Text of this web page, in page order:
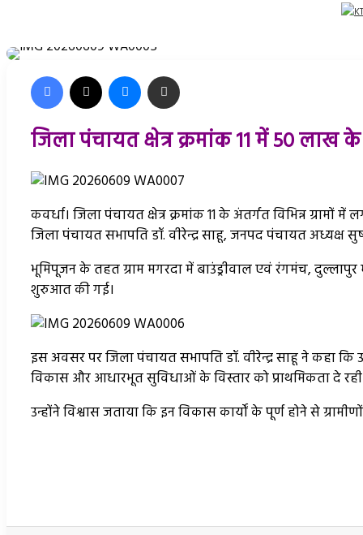
Facebook Messenger
जिला पंचायत क्षेत्र क्रमांक 11 में 50 लाख
कवर्धा। जिला पंचायत क्षेत्र क्रमांक 11 के अंतर्गत विभिन्न
जिला पंचायत सभापति डॉ. वीरेन्द्र साहू, जनपद पंचायत अध्यक्ष
भूमिपूजन के तहत ग्राम मगरदा में बाउंड्रीवाल एवं रंगमंच,
शुरुआत की गई।
इस अवसर पर जिला पंचायत सभापति डॉ. वीरेन्द्र साहू ने कहा कि
विकास और आधारभूत सुविधाओं के विस्तार को प्राथमिकता दे रही
उन्होंने विश्वास जताया कि इन विकास कार्यों के पूर्ण होने से